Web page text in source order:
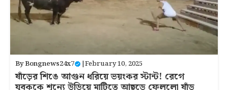
ByBongnews24x7 |February 10, 2025
ষাঁড়ের শিঙে আগুন ধরিয়ে ভয়ংকর স্টান্ট! রেগে